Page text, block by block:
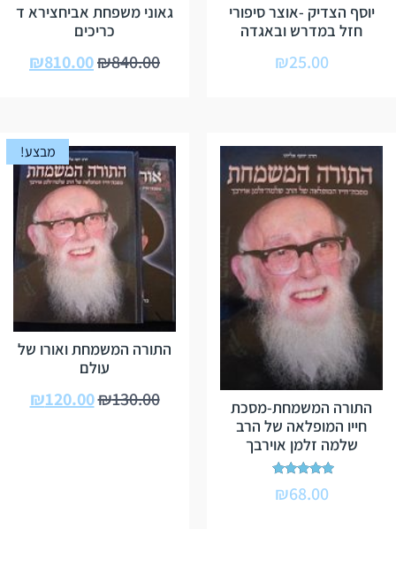
יוסף הצדיק -אוצר סיפורי
חזל במדרש ובאגדה
₪25.00
גאוני משפחת אביחצירא ד
כריכים
₪840.00
₪810.00
התורה המשמחת-מסכת
חייו המופלאה של הרב
שלמה זלמן אוירבך
5.00
₪68.00
מבצע!
התורה המשמחת ואורו של
עולם
₪130.00
₪120.00